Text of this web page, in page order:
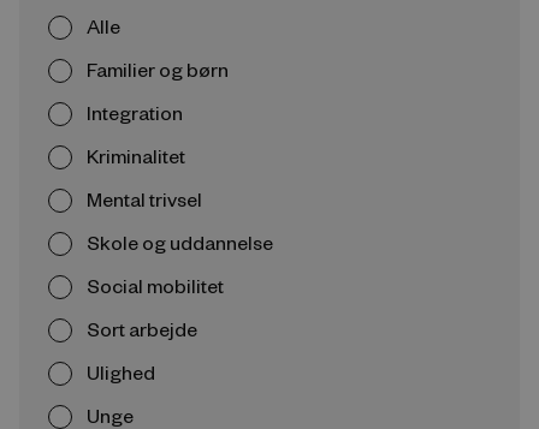
Alle
Familier og børn
Integration
Kriminalitet
Mental trivsel
Skole og uddannelse
Social mobilitet
Sort arbejde
Ulighed
Unge